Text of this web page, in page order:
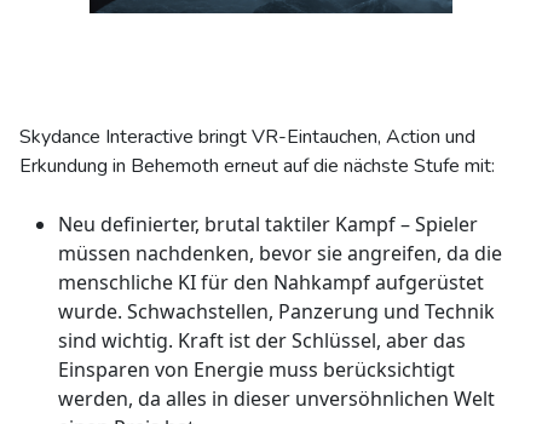
Skydance Interactive bringt VR-Eintauchen, Action und
Erkundung in Behemoth erneut auf die nächste Stufe mit:
Neu definierter, brutal taktiler Kampf – Spieler
müssen nachdenken, bevor sie angreifen, da die
menschliche KI für den Nahkampf aufgerüstet
wurde. Schwachstellen, Panzerung und Technik
sind wichtig. Kraft ist der Schlüssel, aber das
Einsparen von Energie muss berücksichtigt
werden, da alles in dieser unversöhnlichen Welt